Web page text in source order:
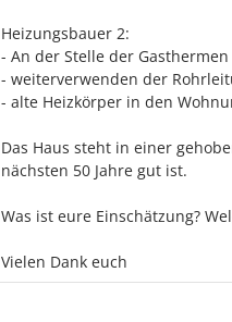
Heizungsbauer 2:
- An der Stelle der
- weiterverwenden der
- alte Heizkörper in den
Das Haus steht in einer
nächsten 50 Jahre gut ist.
Was ist eure Einschätzung?
Vielen Dank euch